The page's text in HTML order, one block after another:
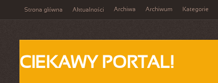
Strona główna Aktualności Archiwa Archiwum Kategorie
CIEKAWY PORTAL!